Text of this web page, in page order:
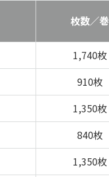
枚数／巻
1,740枚
910枚
1,350枚
840枚
1,350枚